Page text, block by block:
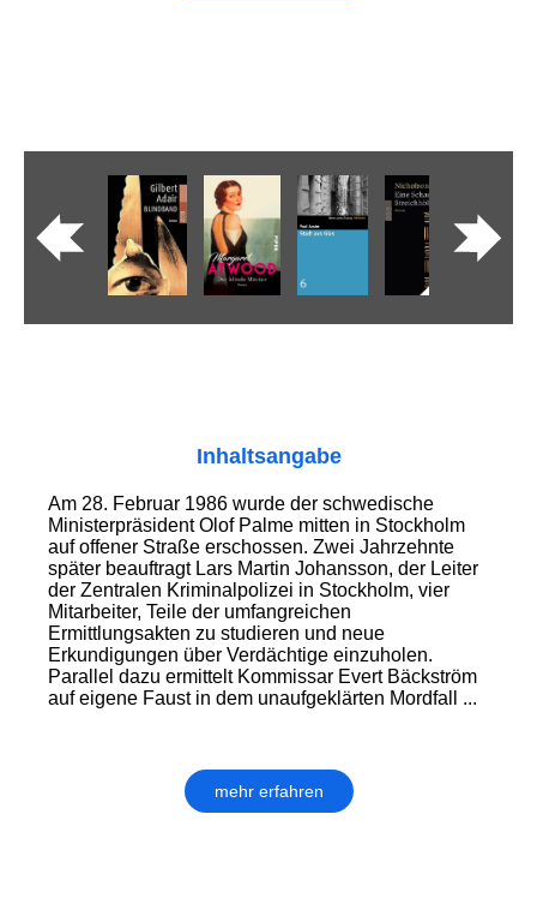
Inhaltsangabe
Am 28. Februar 1986 wurde der schwedische
Ministerpräsident Olof Palme mitten in Stockholm
auf offener Straße erschossen. Zwei Jahrzehnte
später beauftragt Lars Martin Johansson, der Leiter
der Zentralen Kriminalpolizei in Stockholm, vier
Mitarbeiter, Teile der umfangreichen
Ermittlungsakten zu studieren und neue
Erkundigungen über Verdächtige einzuholen.
Parallel dazu ermittelt Kommissar Evert Bäckström
auf eigene Faust in dem unaufgeklärten Mordfall ...
mehr erfahren